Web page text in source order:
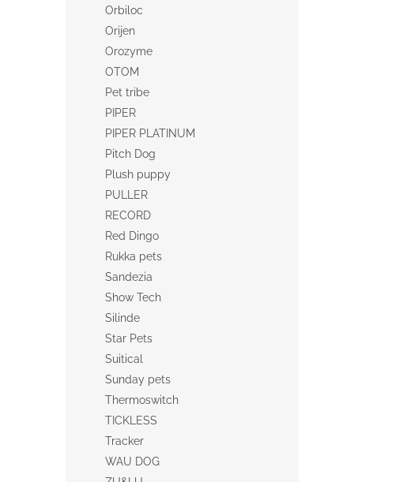
Orbiloc
Orijen
Orozyme
OTOM
Pet tribe
PIPER
PIPER PLATINUM
Pitch Dog
Plush puppy
PULLER
RECORD
Red Dingo
Rukka pets
Sandezia
Show Tech
Silinde
Star Pets
Suitical
Sunday pets
Thermoswitch
TICKLESS
Tracker
WAU DOG